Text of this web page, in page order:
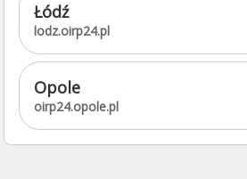
Łódź
lodz.oirp24.pl
Opole
oirp24.opole.pl